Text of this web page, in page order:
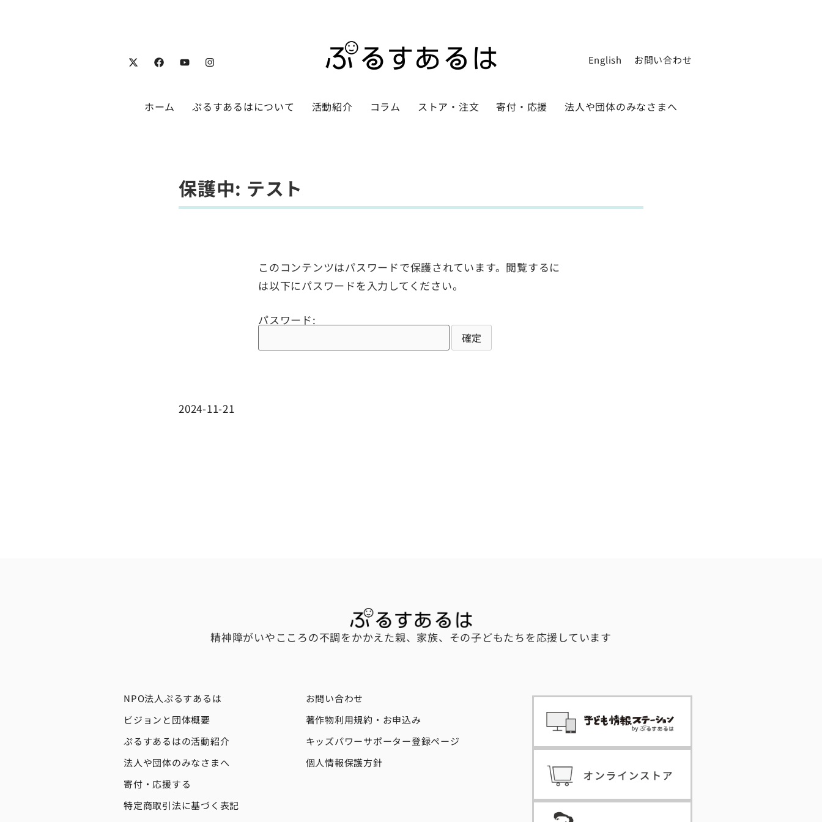
English お問い合わせ
ホーム ぷるすあるはについて 活動紹介 コラム ストア・注文 寄付・応援 法人や団体のみなさまへ
保護中: テスト
このコンテンツはパスワードで保護されています。閲覧するに
は以下にパスワードを入力してください。
パスワード:
2024-11-21
精神障がいやこころの不調をかかえた親、家族、その子どもたちを応援しています
NPO法人ぷるすあるは
ビジョンと団体概要
ぷるすあるはの活動紹介
法人や団体のみなさまへ
寄付・応援する
特定商取引法に基づく表記
お問い合わせ
著作物利用規約・お申込み
キッズパワーサポーター登録ページ
個人情報保護方針